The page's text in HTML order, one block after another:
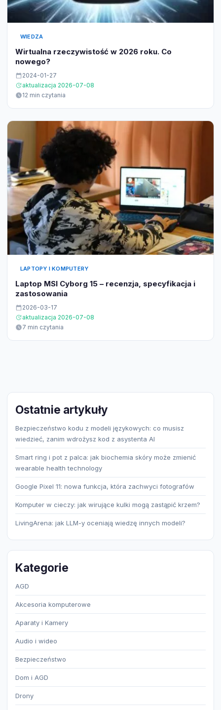
WIEDZA
Wirtualna rzeczywistość w 2026 roku. Co
nowego?
2024-01-27
aktualizacja 2026-07-08
12 min czytania
LAPTOPY I KOMPUTERY
Laptop MSI Cyborg 15 – recenzja, specyfikacja i
zastosowania
2026-03-17
aktualizacja 2026-07-08
7 min czytania
Ostatnie artykuły
Bezpieczeństwo kodu z modeli językowych: co musisz
wiedzieć, zanim wdrożysz kod z asystenta AI
Smart ring i pot z palca: jak biochemia skóry może zmienić
wearable health technology
Google Pixel 11: nowa funkcja, która zachwyci fotografów
Komputer w cieczy: jak wirujące kulki mogą zastąpić krzem?
LivingArena: jak LLM-y oceniają wiedzę innych modeli?
Kategorie
AGD
Akcesoria komputerowe
Aparaty i Kamery
Audio i wideo
Bezpieczeństwo
Dom i AGD
Drony